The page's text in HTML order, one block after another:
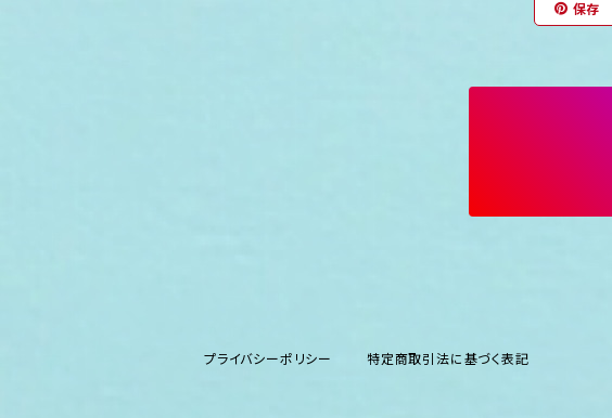
保存
プライバシーポリシー 特定商取引法に基づく表記